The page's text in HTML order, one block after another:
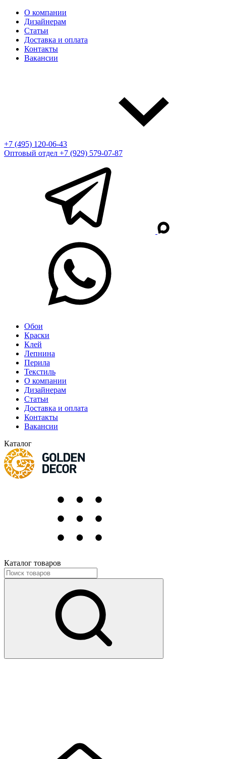
О компании
Дизайнерам
Статьи
Доставка и оплата
Контакты
Вакансии
+7 (495) 120-06-43
Оптовый отдел +7 (929) 579-07-87
Обои
Краски
Клей
Лепнина
Перила
Текстиль
О компании
Дизайнерам
Статьи
Доставка и оплата
Контакты
Вакансии
Каталог
Каталог товаров